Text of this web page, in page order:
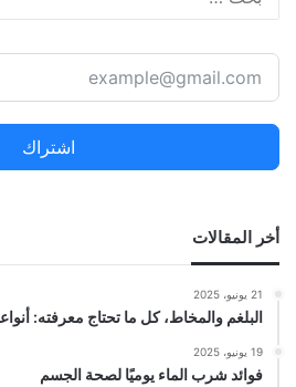
اشتراك
أخر المقالات
21 يونيو، 2025
البلغم والمخاط، كل ما تحتاج معرفته:
19 يونيو، 2025
فوائد شرب الماء يوميًا لصحة الجسم